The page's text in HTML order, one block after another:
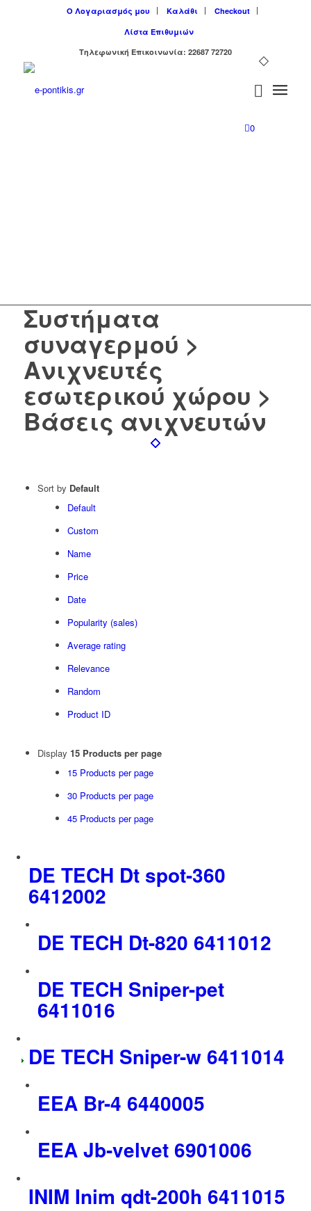
Ο Λογαριασμός μου Καλάθι
Checkout
Λίστα Επιθυμιών
Tηλεφωνική Επικοινωνία: 22687 72720
0
Συστήματα
συναγερμού >
Ανιχνευτές
εσωτερικού χώρου >
Βάσεις ανιχνευτών
Sort by Default
Default
Custom
Name
Price
Date
Popularity (sales)
Average rating
Relevance
Random
Product ID
Display 15 Products per page
15 Products per page
30 Products per page
45 Products per page
DΕ ΤΕCΗ Dt spot-360
6412002
DΕ ΤΕCΗ Dt-820 6411012
DΕ ΤΕCΗ Sniper-pet
6411016
DΕ ΤΕCΗ Sniper-w 6411014
EEA Br-4 6440005
EEA Jb-velvet 6901006
INIM Inim qdt-200h 6411015